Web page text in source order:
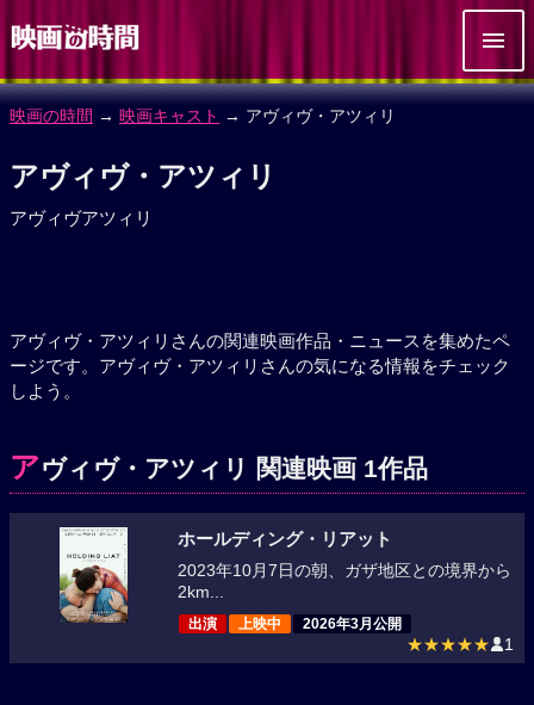
映画の時間 → 映画キャスト → アヴィヴ・アツィリ
アヴィヴ・アツィリ
アヴィヴアツィリ
アヴィヴ・アツィリさんの関連映画作品・ニュースを集めたペ
ージです。アヴィヴ・アツィリさんの気になる情報をチェック
しよう。
アヴィヴ・アツィリ 関連映画 1作品
ホールディング・リアット
2023年10月7日の朝、ガザ地区との境界から
2km...
出演 上映中 2026年3月公開
★★★★★ 1